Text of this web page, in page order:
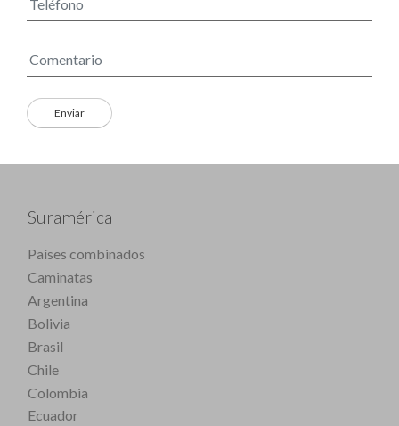
Suramérica
Países combinados
Caminatas
Argentina
Bolivia
Brasil
Chile
Colombia
Ecuador